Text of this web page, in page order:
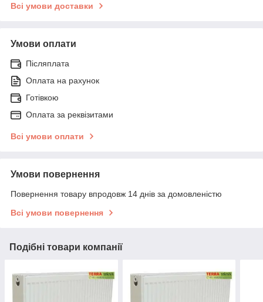
Всі умови доставки
Умови оплати
Післяплата
Оплата на рахунок
Готівкою
Оплата за реквізитами
Всі умови оплати
Умови повернення
Повернення товару впродовж 14 днів за домовленістю
Всі умови повернення
Подібні товари компанії